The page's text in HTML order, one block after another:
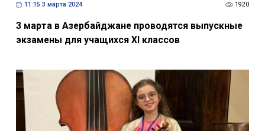
11:15 3 марта 2024 1920
3 марта в Азербайджане проводятся выпускные
экзамены для учащихся XI классов